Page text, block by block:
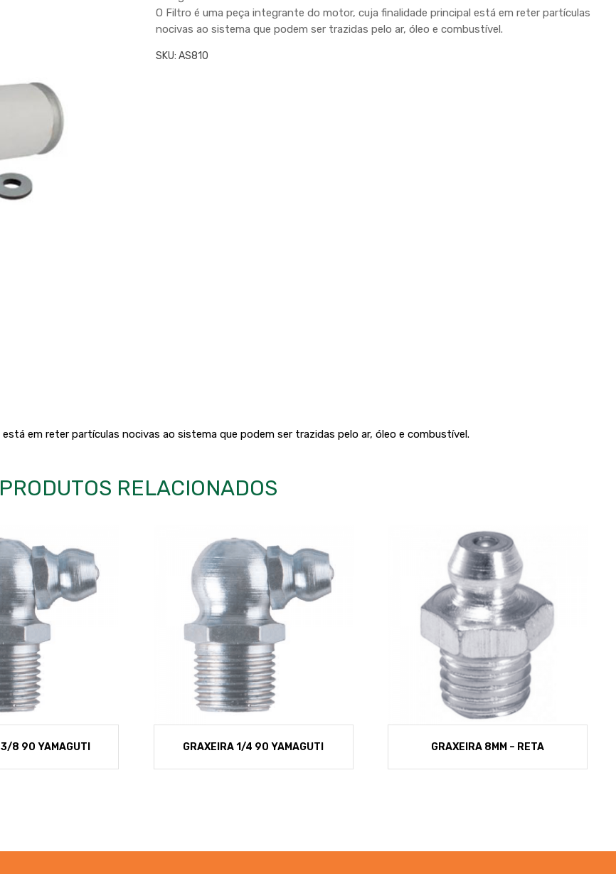
O Filtro é uma peça integrante do motor, cuja finalidade principal está em reter partículas
nocivas ao sistema que podem ser trazidas pelo ar, óleo e combustível.
SKU:AS810
em reter partículas nocivas ao sistema que podem ser trazidas pelo ar, óleo e combustível.
PRODUTOS RELACIONADOS
3/8 90 YAMAGUTI GRAXEIRA 1/4 90 YAMAGUTI GRAXEIRA 8MM – RETA